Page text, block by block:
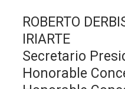
ROBERTO
IRIARTE
Secretario
Honorable